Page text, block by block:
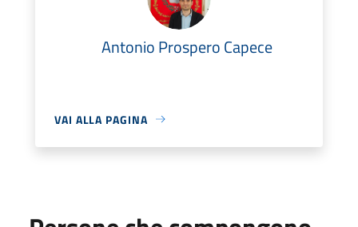
Antonio Prospero Capece
VAI ALLA PAGINA